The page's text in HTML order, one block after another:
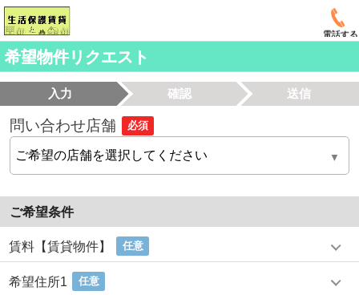
電話する
希望物件リクエスト
入力 確認 送信
問い合わせ店舗 必須
ご希望条件
賃料【賃貸物件】 任意
希望住所1 任意